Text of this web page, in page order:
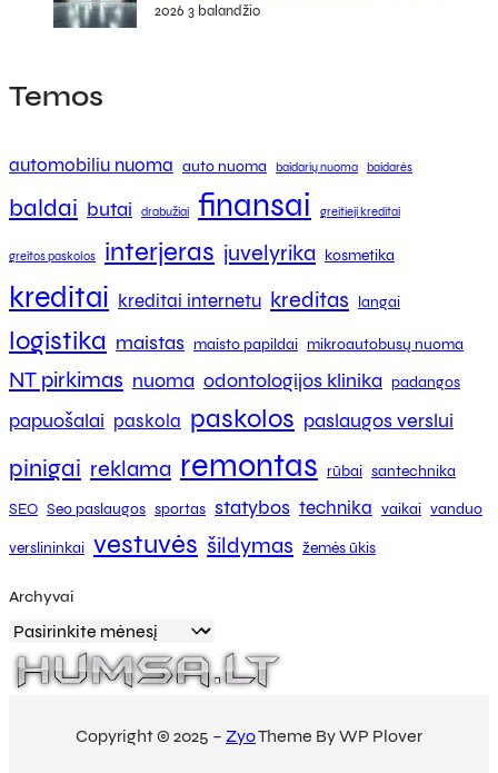
2026 3 balandžio
Temos
automobiliu nuoma auto nuoma baidarių nuoma baidarės
baldai butai drabužiai finansai greitieji kreditai
greitos paskolos interjeras juvelyrika kosmetika
kreditai kreditai internetu kreditas langai
logistika maistas maisto papildai mikroautobusų nuoma
NT pirkimas nuoma odontologijos klinika padangos
papuošalai paskola paskolos paslaugos verslui
pinigai reklama remontas rūbai santechnika
SEO Seo paslaugos sportas statybos technika vaikai vanduo
verslininkai vestuvės šildymas žemės ūkis
Archyvai
Copyright © 2025 – ZyoTheme By WP Plover